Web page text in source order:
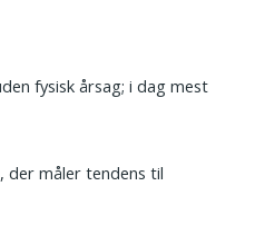
fysisk årsag; i dag mest
der måler tendens til